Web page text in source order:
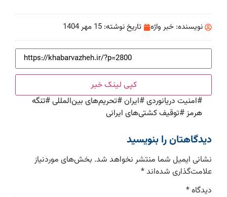
نویسنده: خبر واژه تاریخ نوشته: 15 مهر 1404
کپی لینک خبر
#امنیت دریانوردی#ایران#تحریم‌های بین‌المللی#تنگه
هرمز#توقیف کشتی‌های ایرانی
دیدگاهتان را بنویسید
نشانی ایمیل شما منتشر نخواهد شد. بخش‌های موردنیاز
علامت‌گذاری شده‌اند*
دیدگاه*